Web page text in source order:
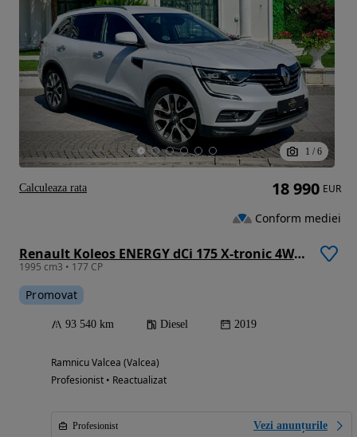
1 / 6
Renault Koleos ENERGY dCi 175 X-tronic 4WD LIMITED
1995 cm3 • 177 CP
Promovat
93 540 km Diesel 2019
Ramnicu Valcea (Valcea)
Profesionist • Reactualizat
Profesionist Vezi anunțurile
18 990 EUR
Conform mediei
Calculeaza rata